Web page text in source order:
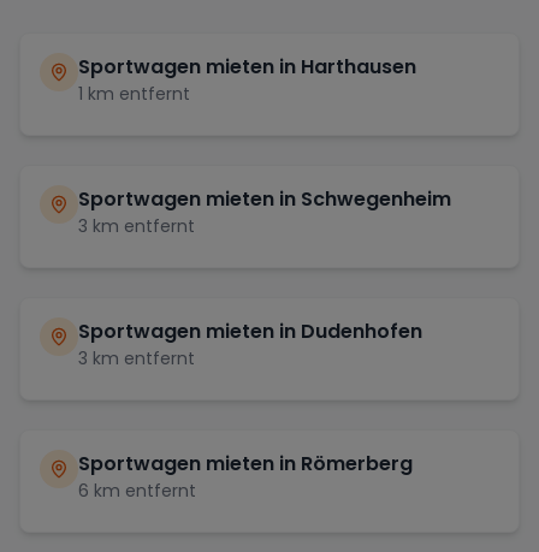
Sportwagen mieten in Harthausen
1 km entfernt
Sportwagen mieten in Schwegenheim
3 km entfernt
Sportwagen mieten in Dudenhofen
3 km entfernt
Sportwagen mieten in Römerberg
6 km entfernt